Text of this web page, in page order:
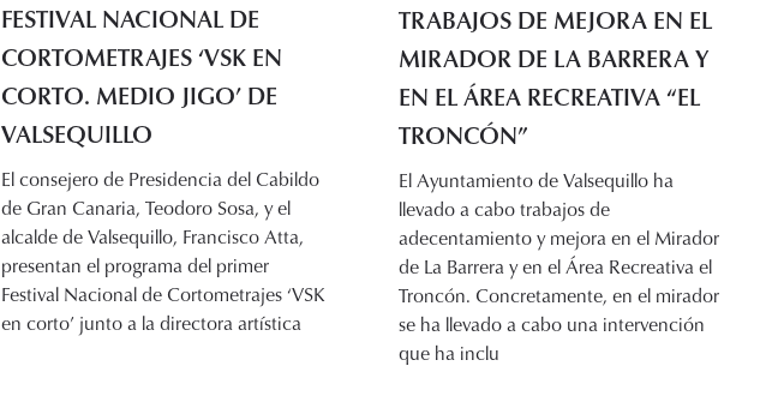
FESTIVAL NACIONAL DE
CORTOMETRAJES ‘VSK EN
CORTO. MEDIO JIGO’ DE
VALSEQUILLO
El consejero de Presidencia del Cabildo
de Gran Canaria, Teodoro Sosa, y el
alcalde de Valsequillo, Francisco Atta,
presentan el programa del primer
Festival Nacional de Cortometrajes ‘VSK
en corto’ junto a la directora artística
TRABAJOS DE MEJORA EN EL
MIRADOR DE LA BARRERA Y
EN EL ÁREA RECREATIVA “EL
TRONCÓN”
El Ayuntamiento de Valsequillo ha
llevado a cabo trabajos de
adecentamiento y mejora en el Mirador
de La Barrera y en el Área Recreativa el
Troncón. Concretamente, en el mirador
se ha llevado a cabo una intervención
que ha inclu